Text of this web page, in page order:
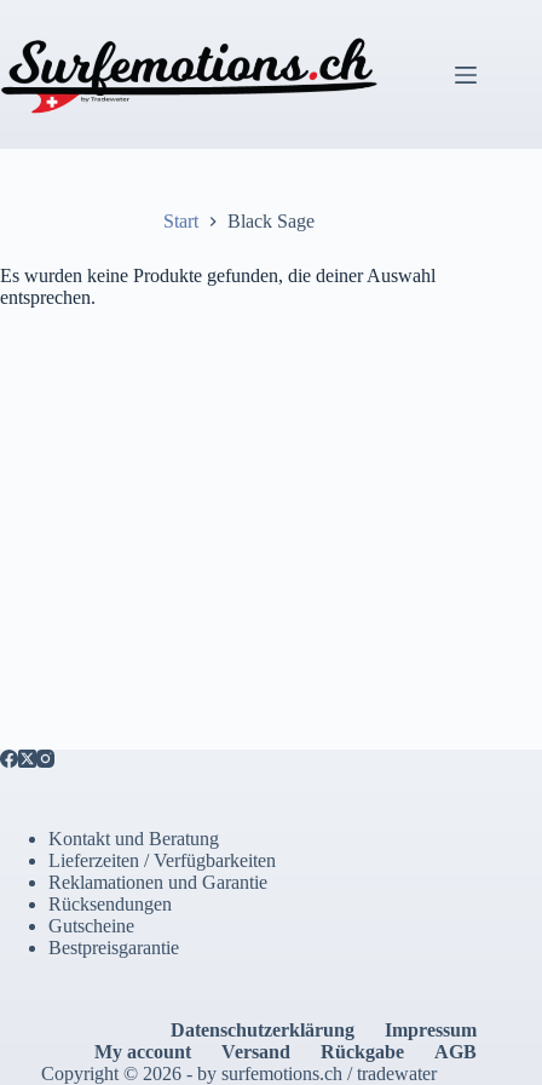
springen
Start Black Sage
Es wurden keine Produkte gefunden, die deiner Auswahl
entsprechen.
Kontakt und Beratung
Lieferzeiten / Verfügbarkeiten
Reklamationen und Garantie
Rücksendungen
Gutscheine
Bestpreisgarantie
Datenschutzerklärung
Impressum
My account
Versand Rückgabe
AGB
Copyright © 2026 - by surfemotions.ch / tradewater